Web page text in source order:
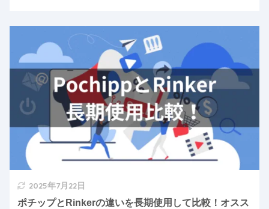
2025年7月22日
ポチップとRinkerの違いを長期使用して比較！オスス